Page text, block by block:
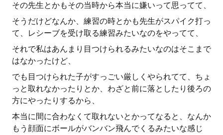
その先生とかもその当時から本当に嫌いって思ってて、
そうだけどなんか、練習の時とかも先生がスパイク打っ
て、レシーブを受け取る練習みたいなのをやってて、
それで私はあんまり目つけられるみたいなのはそこまで
はなかったけど、
でも目つけられた子がすっごい厳しくやられてて、ちょ
っと取れなかったりとか、わざと前に落としたり後ろの
方にやったりするから、
本当に間に合わなくて取れないとかってなると、なんか
もう顔面にボールがバンバン飛んでくるみたいな感じ